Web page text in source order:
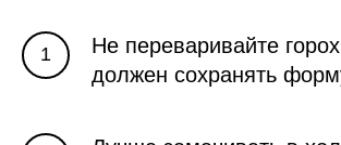
Не переваривайте
должен сохранять